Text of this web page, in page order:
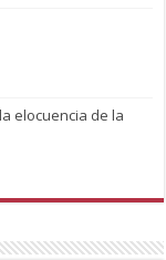
elocuencia de la